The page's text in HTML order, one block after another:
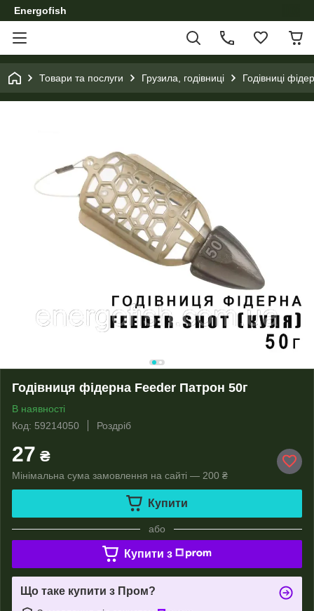
Energofish
Товари та послуги Грузила, годівниці Годівниці
Годівниця фідерна Feeder Патрон 50г
В наявності
Код: 59214050
Роздріб
27 ₴
Мінімальна сума замовлення на сайті — 200 ₴
Купити
або
Купити з
Що таке купити з Пром?